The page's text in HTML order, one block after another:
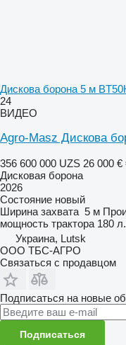
Дискова борона 5 м
24
ВИДЕО
Agro-Masz Дискова
356 600 000 UZS 26 000 €
Дисковая борона
2026
Состояние новый
Ширина захвата 5 м
мощность трактора 180
Украина, Lutsk
ООО ТБС-АГРО
Связаться с продавцом
Подписаться на новые
Подписаться